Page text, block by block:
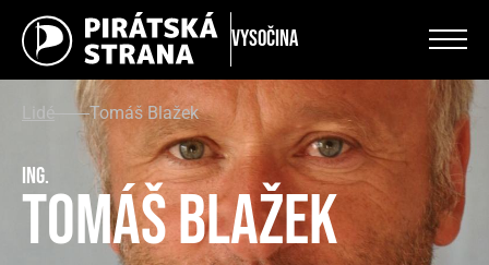
Vysočina
Lidé Tomáš Blažek
Ing.
Tomáš Blažek